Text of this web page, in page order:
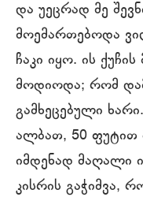
და უეცრად მე
მოემართებოდა
ჩაკი იყო. ის
მოდიოდა; რომ
გამხეცებული
ალბათ, 50 ფუტით
იმდენად მაღალი
კისრის გაჭიმვა,